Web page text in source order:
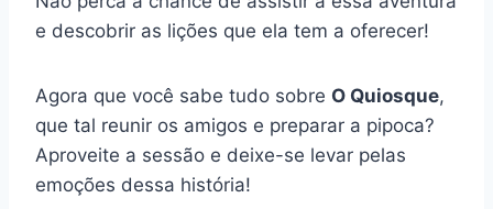
e descobrir as lições que ela tem a oferecer!
Agora que você sabe tudo sobre O Quiosque,
que tal reunir os amigos e preparar a pipoca?
Aproveite a sessão e deixe-se levar pelas
emoções dessa história!